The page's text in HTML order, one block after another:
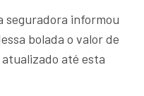
seguradora informou
bolada o valor de
atualizado até esta